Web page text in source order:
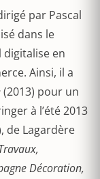
par Pascal
dans le
digitalise en
Ainsi, il a
(2013) pour un
à l’été 2013
de Lagardère
Décoration,